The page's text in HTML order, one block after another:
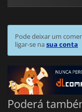
Pode deixar um
ligar-se nasua conta
Poderá